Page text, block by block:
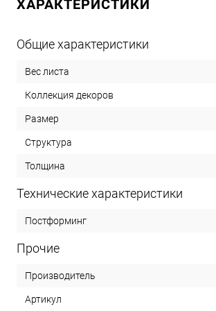
ХАРАКТЕРИСТИКИ
Общие характеристики
Вес листа
Коллекция декоров
Размер
Структура
Толщина
Технические характеристики
Постформинг
Прочие
Производитель
Артикул